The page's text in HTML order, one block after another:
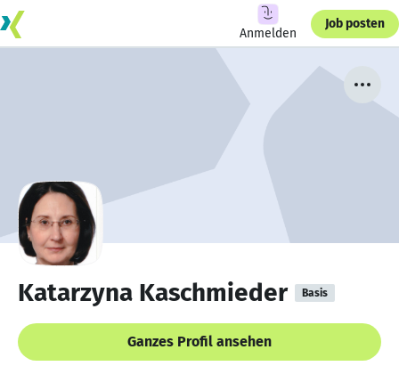
Anmelden
Job posten
Katarzyna Kaschmieder Basis
Ganzes Profil ansehen